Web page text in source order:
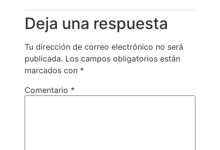
Deja una respuesta
Tu dirección de correo electrónico no será
publicada. Los campos obligatorios están
marcados con *
Comentario *